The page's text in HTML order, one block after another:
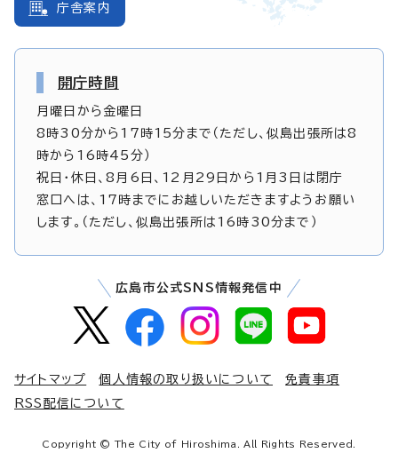
庁舎案内
開庁時間
月曜日から金曜日
8時30分から17時15分まで（ただし、似島出張所は8
時から16時45分）
祝日・休日、8月6日、12月29日から1月3日は閉庁
窓口へは、17時までにお越しいただきますようお願い
します。（ただし、似島出張所は16時30分まで）
広島市公式SNS情報発信中
サイトマップ 個人情報の取り扱いについて
免責事項
RSS配信について
Copyright © The City of Hiroshima. All Rights Reserved.